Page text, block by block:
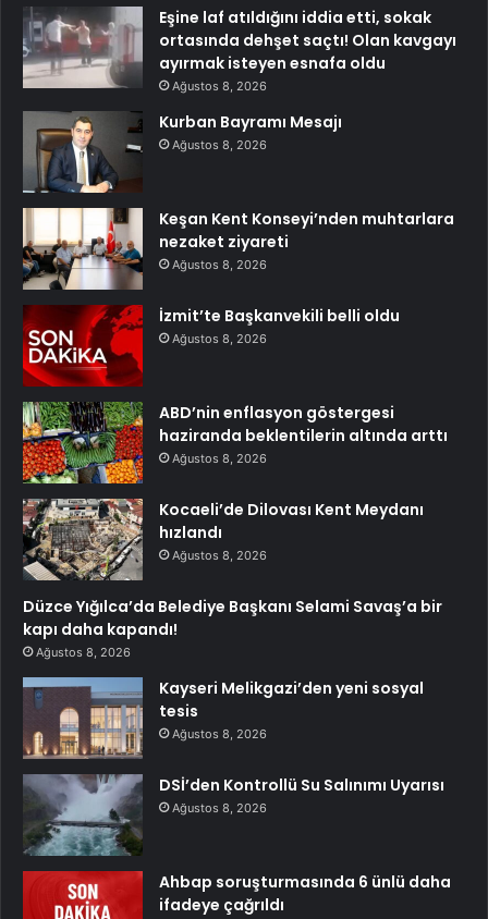
Eşine laf atıldığını iddia etti, sokak
ortasında dehşet saçtı! Olan kavgayı
ayırmak isteyen esnafa oldu
Ağustos 8, 2026
Kurban Bayramı Mesajı
Ağustos 8, 2026
Keşan Kent Konseyi’nden muhtarlara
nezaket ziyareti
Ağustos 8, 2026
İzmit’te Başkanvekili belli oldu
Ağustos 8, 2026
ABD’nin enflasyon göstergesi
haziranda beklentilerin altında arttı
Ağustos 8, 2026
Kocaeli’de Dilovası Kent Meydanı
hızlandı
Ağustos 8, 2026
Düzce Yığılca’da Belediye Başkanı Selami Savaş’a bir
kapı daha kapandı!
Ağustos 8, 2026
Kayseri Melikgazi’den yeni sosyal
tesis
Ağustos 8, 2026
DSİ’den Kontrollü Su Salınımı Uyarısı
Ağustos 8, 2026
Ahbap soruşturmasında 6 ünlü daha
ifadeye çağrıldı